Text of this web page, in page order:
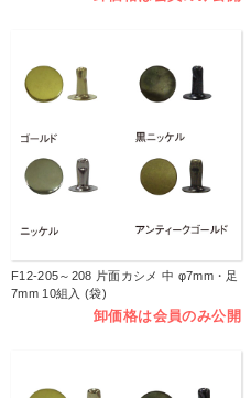
F12-205～208 片面カシメ 中 φ7mm・足
7mm 10組入 (袋)
卸価格は会員のみ公開